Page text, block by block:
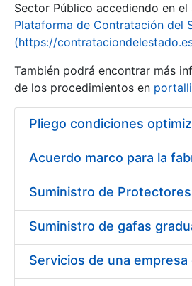
Sector Público accediendo en el
Plataforma de Contratación del
(https://
También podrá encontrar más
de los procedimientos en